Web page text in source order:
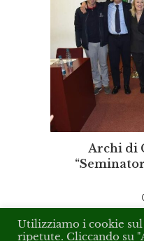
Archi di
Utilizziamo i cookie
ripetute. Cliccando su